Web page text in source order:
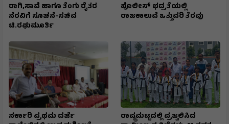
ರಾಗಿ,ಸಾವೆ ಹಾಗೂ ತೆಂಗು ರೈತರ
ನೆರವಿಗೆ ಸೂಚನೆ-ಸಚಿವ
ಟಿ.ರಘುಮೂರ್ತಿ
ಪೊಲೀಸ್ ಭದ್ರತೆಯಲ್ಲಿ
ರಾಜಕಾಲುವೆ ಒತ್ತುವರಿ ತೆರವು
ಸರ್ಕಾರಿ ಪ್ರಥಮ ದರ್ಜೆ
ರಾಷ್ಟ್ರಮಟ್ಟದಲ್ಲಿ ಪ್ರಜ್ವಲಿಸಿದ